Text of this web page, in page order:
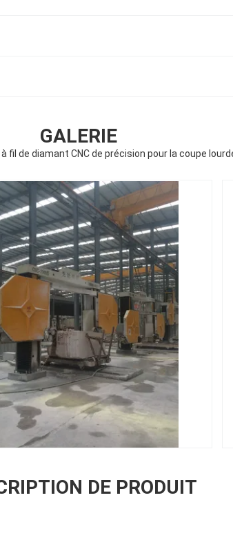
GALERIE
fil de diamant CNC de précision pour la coupe
DE PRODUIT